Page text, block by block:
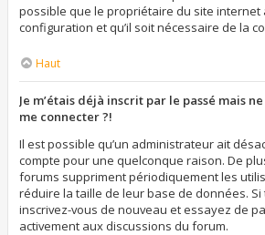
possible que le propriétaire du site internet
configuration et qu’il soit nécessaire de la
Haut
Je m’étais déjà inscrit par le passé mais
me connecter ?!
Il est possible qu’un administrateur ait
compte pour une quelconque raison. De
forums suppriment périodiquement les
réduire la taille de leur base de données. Si
inscrivez-vous de nouveau et essayez de
activement aux discussions du forum.